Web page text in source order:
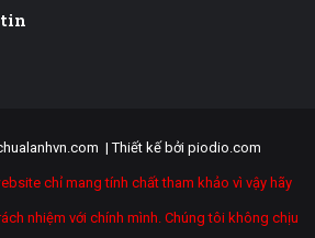
tin
|Thiết kế bởi piodio.com
chỉ mang tính chất tham khảo vì vậy hãy
nhiệm với chính mình. Chúng tôi không chịu